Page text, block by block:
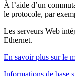
À l’aide d’un
le protocole, par
Les serveurs Web
Ethernet.
En savoir plus sur le
Informations de base